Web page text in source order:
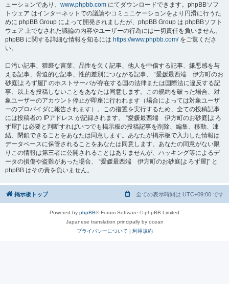
ューションであり、 www.phpbb.com にてダウンロードできます。phpBBソフ
トウェア はインターネットでの議論やコミュニケーションをより円滑に行うた
めに phpBB Group によって開発されましたが、phpBB Group は phpBBソフト
ウェア 上でなされた議論の内容やユーザーの行為には一切責任を負いません。
phpBB に関する詳細な情報を知るには https://www.phpbb.com/をご覧くださ
い。
口汚い記事、猥褻な言葉、品性を欠く記事、他人を中傷する記事、嫌悪感を与
える記事、脅迫的な記事、性的差別につながる記事、 “愛媛最西端 伊方町のお
砂庭[よろず屋]” のホストサーバが存在する国の法律または国際法に違反する記
事、以上を投稿しないことをあなたは同意します。この規約を破った場合、対
象ユーザーのアカウント停止が即座に行われます（場合によっては対象ユーザ
ーのプロバイダに報告されます）。この措置を実行するため、全ての投稿記事
には投稿者の IPアドレス が記録されます。 “愛媛最西端 伊方町のお砂庭[よろ
ず屋]” は必要と判断すればいつでも掲示板の投稿記事を削除、編集、移動、凍
結、閉鎖できることをあなたは同意します。あなたが掲示板で入力した情報は
データベースに保管されることをあなたは同意します。あなたの同意がない限
りこの情報は第三者に公開されることはありませんが、ハッキング等によるデ
ータの損傷や盗難があった場合、 “愛媛最西端 伊方町のお砂庭[よろず屋]” と
phpBB はその責を負いません。
掲示板トップ 全ての表示時間は UTC+09:00 です
Powered by phpBB® Forum Software © phpBB Limited
Japanese translation principally by ocean
プライバシーについて | 利用規約